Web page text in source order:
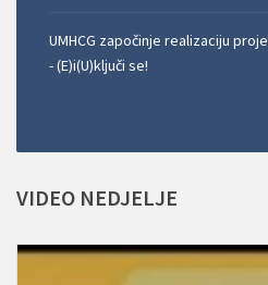
UMHCG započinje realizaciju
- (E)i(U)ključi se!
VIDEO NEDJELJE